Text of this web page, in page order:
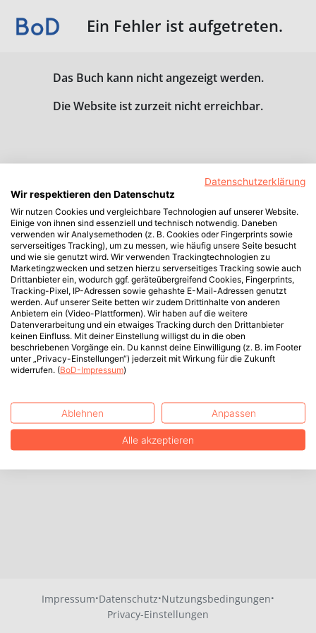
Ein Fehler ist aufgetreten.
Das Buch kann nicht angezeigt werden.
Die Website ist zurzeit nicht erreichbar.
Impressum·Datenschutz·Nutzungsbedingungen·
Privacy-Einstellungen
Datenschutzerklärung
Wir respektieren den Datenschutz
Wir nutzen Cookies und vergleichbare Technologien auf unserer Website.
Einige von ihnen sind essenziell und technisch notwendig. Daneben
verwenden wir Analysemethoden (z. B. Cookies oder Fingerprints sowie
serverseitiges Tracking), um zu messen, wie häufig unsere Seite besucht
und wie sie genutzt wird. Wir verwenden Trackingtechnologien zu
Marketingzwecken und setzen hierzu serverseitiges Tracking sowie auch
Drittanbieter ein, wodurch ggf. geräteübergreifend Cookies, Fingerprints,
Tracking-Pixel, IP-Adressen sowie gehashte E-Mail-Adressen genutzt
werden. Auf unserer Seite betten wir zudem Drittinhalte von anderen
Anbietern ein (Video-Plattformen). Wir haben auf die weitere
Datenverarbeitung und ein etwaiges Tracking durch den Drittanbieter
keinen Einfluss. Mit deiner Einstellung willigst du in die oben
beschriebenen Vorgänge ein. Du kannst deine Einwilligung (z. B. im Footer
unter „Privacy-Einstellungen“) jederzeit mit Wirkung für die Zukunft
widerrufen. (BoD-Impressum)
Ablehnen Anpassen
Alle akzeptieren